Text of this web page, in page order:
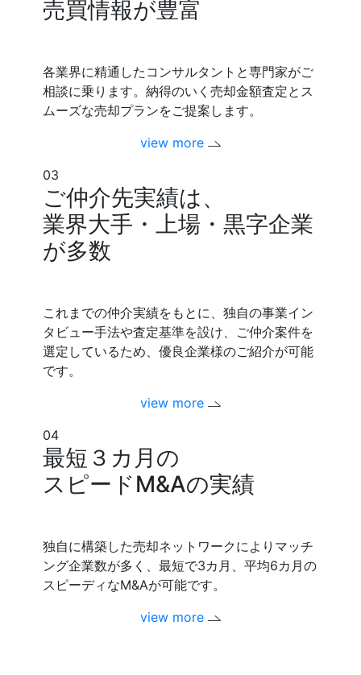
売買情報が豊富
各業界に精通したコンサルタントと専門家がご
相談に乗ります。納得のいく売却金額査定とス
ムーズな売却プランをご提案します。
view more
03
ご仲介先実績は、
業界大手・上場・黒字企業
が多数
これまでの仲介実績をもとに、独自の事業イン
タビュー手法や査定基準を設け、ご仲介案件を
選定しているため、優良企業様のご紹介が可能
です。
view more
04
最短３カ月の
スピードM&Aの実績
独自に構築した売却ネットワークによりマッチ
ング企業数が多く、最短で3カ月、平均6カ月の
スピーディなM&Aが可能です。
view more